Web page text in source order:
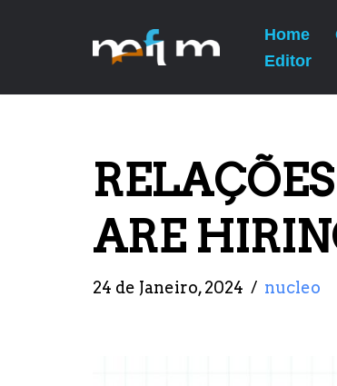
o
Home
Editor
ANTERIOR
ARE
24 de Janeiro, 2024 nucleo